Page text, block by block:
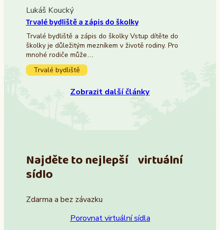
Lukáš Koucký
Trvalé bydliště a zápis do školky
Trvalé bydliště a zápis do školky Vstup dítěte do
školky je důležitým mezníkem v životě rodiny. Pro
mnohé rodiče může…
Trvalé bydliště
Zobrazit další články
Najděte to nejlepší virtuální
sídlo
Zdarma a bez závazku
Porovnat virtuální sídla